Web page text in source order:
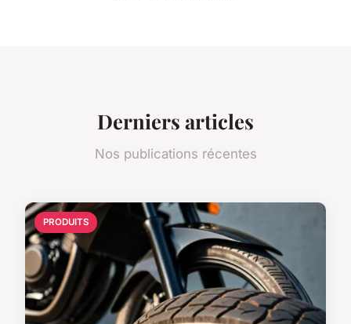
Derniers articles
Nos publications récentes
PRODUITS